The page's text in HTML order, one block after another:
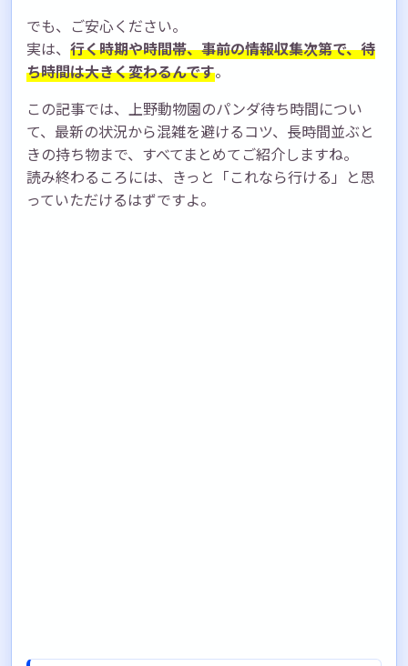
でも、ご安心ください。
実は、 行く時期や時間帯、事前の情報収集次第で、待
ち時間は大きく変わるんです。
この記事では、上野動物園のパンダ待ち時間につい
て、最新の状況から混雑を避けるコツ、長時間並ぶと
きの持ち物まで、すべてまとめてご紹介しますね。
読み終わるころには、きっと「これなら行ける」と思
っていただけるはずですよ。